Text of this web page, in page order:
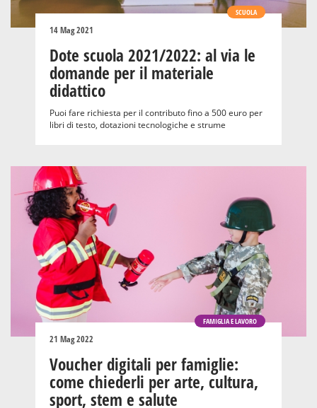
SCUOLA
14 Mag 2021
Dote scuola 2021/2022: al via le
domande per il materiale
didattico
Puoi fare richiesta per il contributo fino a 500 euro per
libri di testo, dotazioni tecnologiche e strume
FAMIGLIA E LAVORO
21 Mag 2022
Voucher digitali per famiglie:
come chiederli per arte, cultura,
sport, stem e salute